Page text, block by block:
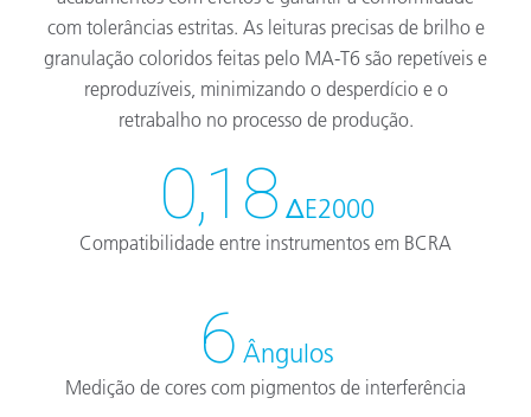
com tolerâncias estritas. As leituras precisas de brilho e
granulação coloridos feitas pelo MA-T6 são repetíveis e
reproduzíveis, minimizando o desperdício e o
retrabalho no processo de produção.
0,18 ΔE2000
Compatibilidade entre instrumentos em BCRA
6 Ângulos
Medição de cores com pigmentos de interferência